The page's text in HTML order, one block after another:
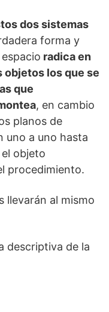
dos sistemas
forma y
radica en
objetos los que se
que
, en cambio
planos de
uno a uno hasta
objeto
procedimiento.
llevarán al mismo
descriptiva de la